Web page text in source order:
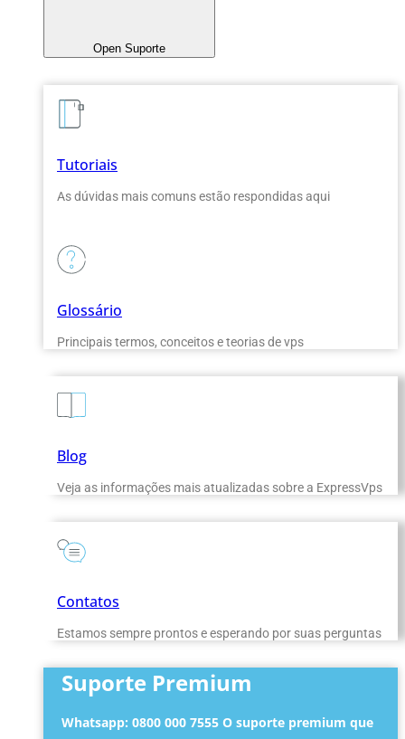
Open Suporte
Tutoriais
As dúvidas mais comuns estão respondidas aqui
Glossário
Principais termos, conceitos e teorias de vps
Blog
Veja as informações mais atualizadas sobre a ExpressVps
Contatos
Estamos sempre prontos e esperando por suas perguntas
Suporte Premium
Whatsapp: 0800 000 7555 O suporte premium que